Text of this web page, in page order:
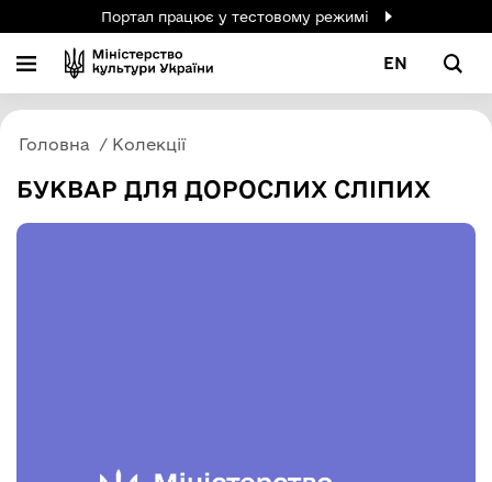
Портал працює у тестовому режимі
EN
Головна Колекції
БУКВАР ДЛЯ ДОРОСЛИХ СЛІПИХ